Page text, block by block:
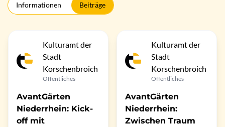
Informationen Beiträge
Kulturamt der
Stadt
Korschenbroich
Öffentliches
AvantGärten
Niederrhein: Kick-
off mit
Kulturamt der
Stadt
Korschenbroich
Öffentliches
AvantGärten
Niederrhein:
Zwischen Traum